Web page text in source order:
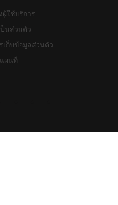
ผู้ใช้บริการ
ป็นส่วนตัว
เก็บข้อมูลส่วนตัว
แผนที่